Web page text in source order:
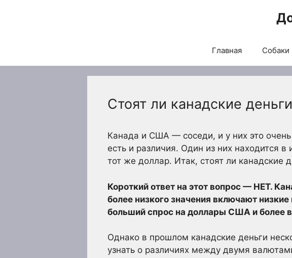
Главная Собаки
Стоят ли канадские
Канада и США — соседи, и у них это очень
есть и различия. Один из них находится
тот же доллар. Итак, стоят ли канадские
Короткий ответ на этот вопрос — НЕТ.
более низкого значения включают
больший спрос на доллары США и более
Однако в прошлом канадские деньги
узнать о различиях между двумя